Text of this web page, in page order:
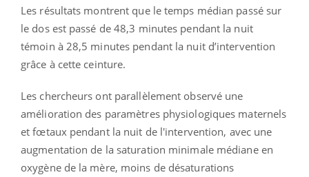
Les résultats montrent que le temps médian passé sur
le dos est passé de 48,3 minutes pendant la nuit
témoin à 28,5 minutes pendant la nuit d’intervention
grâce à cette ceinture.
Les chercheurs ont parallèlement observé une
amélioration des paramètres physiologiques maternels
et fœtaux pendant la nuit de l'intervention, avec une
augmentation de la saturation minimale médiane en
oxygène de la mère, moins de désaturations